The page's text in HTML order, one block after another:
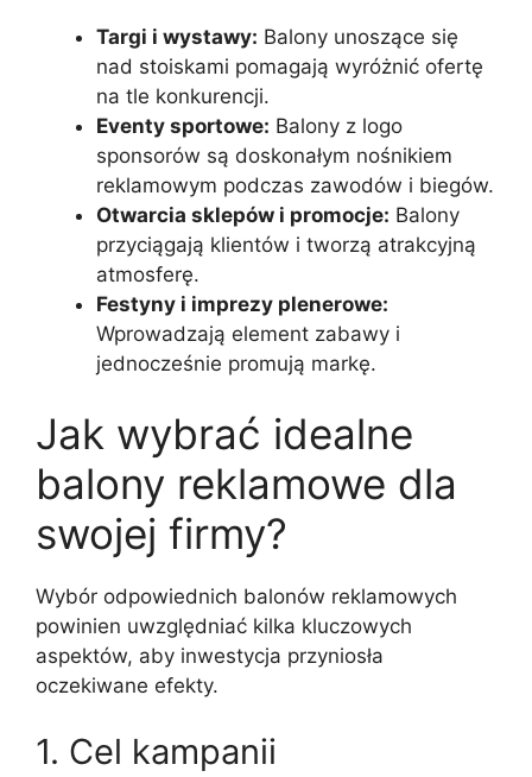
Targi i wystawy: Balony unoszące się
nad stoiskami pomagają wyróżnić ofertę
na tle konkurencji.
Eventy sportowe: Balony z logo
sponsorów są doskonałym nośnikiem
reklamowym podczas zawodów i biegów.
Otwarcia sklepów i promocje: Balony
przyciągają klientów i tworzą atrakcyjną
atmosferę.
Festyny i imprezy plenerowe:
Wprowadzają element zabawy i
jednocześnie promują markę.
Jak wybrać idealne
balony reklamowe dla
swojej firmy?
Wybór odpowiednich balonów reklamowych
powinien uwzględniać kilka kluczowych
aspektów, aby inwestycja przyniosła
oczekiwane efekty.
1. Cel kampanii